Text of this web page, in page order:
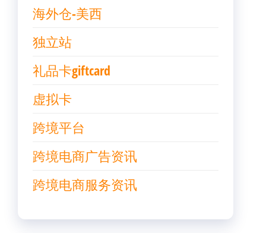
海外仓-美西
独立站
礼品卡giftcard
虚拟卡
跨境平台
跨境电商广告资讯
跨境电商服务资讯